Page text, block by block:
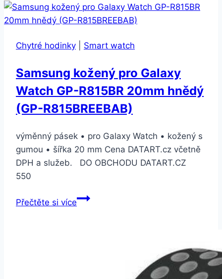
levandulově
šedý
S/M
M/L
(MTP92ZM/A)
Chytré hodinky Smart watch
Samsung kožený pro Galaxy
Watch GP-R815BR 20mm hnědý
(GP-R815BREEBAB)
výměnný pásek • pro Galaxy Watch • kožený s
gumou • šířka 20 mm Cena DATART.cz včetně
DPH a služeb. DO OBCHODU DATART.CZ
550
Přečtěte si víceSamsung